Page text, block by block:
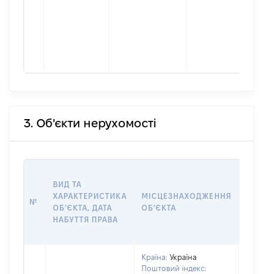
3. Об'єкти нерухомості
№
ВИД ТА
ХАРАКТЕРИСТИКА
ОБʼЄКТА, ДАТА
НАБУТТЯ ПРАВА
МІСЦЕЗНАХОДЖЕННЯ
ОБʼЄКТА
Країна: Україна
Поштовий індекс: